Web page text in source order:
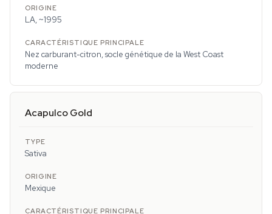
LA, ~1995
Nez carburant-citron, socle génétique de la West Coast
moderne
Acapulco Gold
Sativa
Mexique